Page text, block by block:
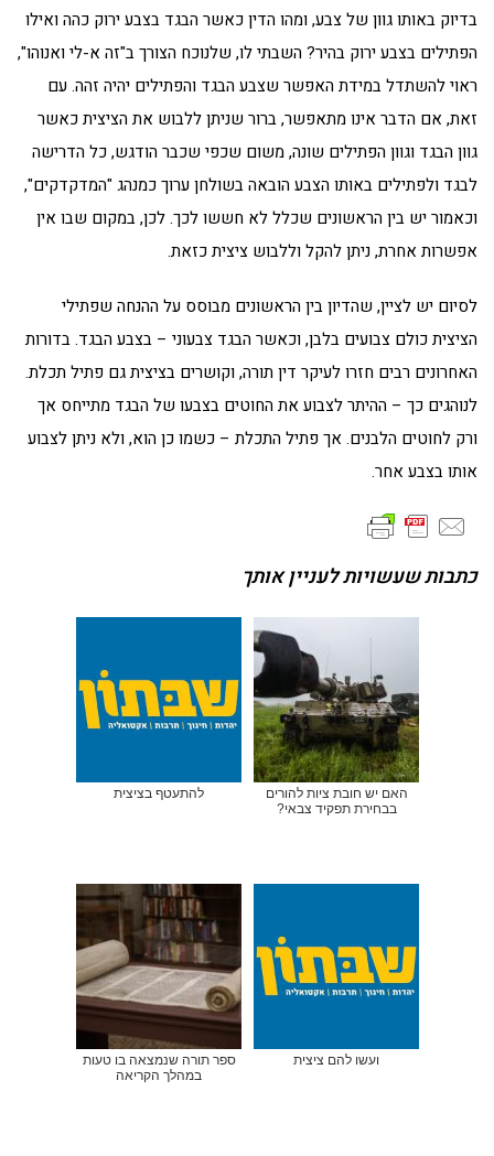
בדיוק באותו גוון של צבע, ומהו הדין כאשר הבגד בצבע ירוק כהה ואילו
הפתילים בצבע ירוק בהיר? השבתי לו, שלנוכח הצורך ב"זה א-לי ואנוהו",
ראוי להשתדל במידת האפשר שצבע הבגד והפתילים יהיה זהה. עם
זאת, אם הדבר אינו מתאפשר, ברור שניתן ללבוש את הציצית כאשר
גוון הבגד וגוון הפתילים שונה, משום שכפי שכבר הודגש, כל הדרישה
לבגד ולפתילים באותו הצבע הובאה בשולחן ערוך כמנהג "המדקדקים",
וכאמור יש בין הראשונים שכלל לא חששו לכך. לכן, במקום שבו אין
אפשרות אחרת, ניתן להקל וללבוש ציצית כזאת.
לסיום יש לציין, שהדיון בין הראשונים מבוסס על ההנחה שפתילי
הציצית כולם צבועים בלבן, וכאשר הבגד צבעוני – בצבע הבגד. בדורות
האחרונים רבים חזרו לעיקר דין תורה, וקושרים בציצית גם פתיל תכלת.
לנוהגים כך – ההיתר לצבוע את החוטים בצבעו של הבגד מתייחס אך
ורק לחוטים הלבנים. אך פתיל התכלת – כשמו כן הוא, ולא ניתן לצבוע
אותו בצבע אחר.
כתבות שעשויות לעניין אותך
האם יש חובת ציות להורים
בבחירת תפקיד צבאי?
להתעטף בציצית
ועשו להם ציצית
ספר תורה שנמצאה בו טעות
במהלך הקריאה